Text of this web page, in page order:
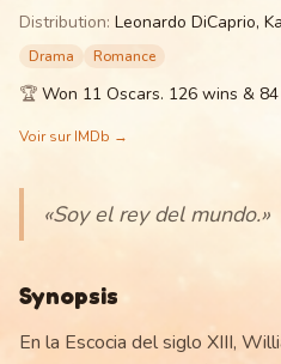
Distribution: Leonardo DiCaprio,
Drama Romance
🏆 Won 11 Oscars. 126 wins &
Voir sur IMDb →
«Soy el rey del mundo.»
Synopsis
En la Escocia del siglo XIII,